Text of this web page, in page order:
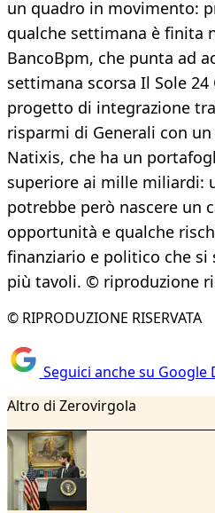
un quadro in movimento:
qualche settimana è finita
BancoBpm, che punta ad
settimana scorsa Il Sole
progetto di integrazione
risparmi di Generali con
Natixis, che ha un
superiore ai mille miliardi:
potrebbe però nascere un
opportunità e qualche
finanziario e politico che si
più tavoli. © riproduzione
© RIPRODUZIONE RISERVATA
Seguici anche su Google
Altro di Zerovirgola